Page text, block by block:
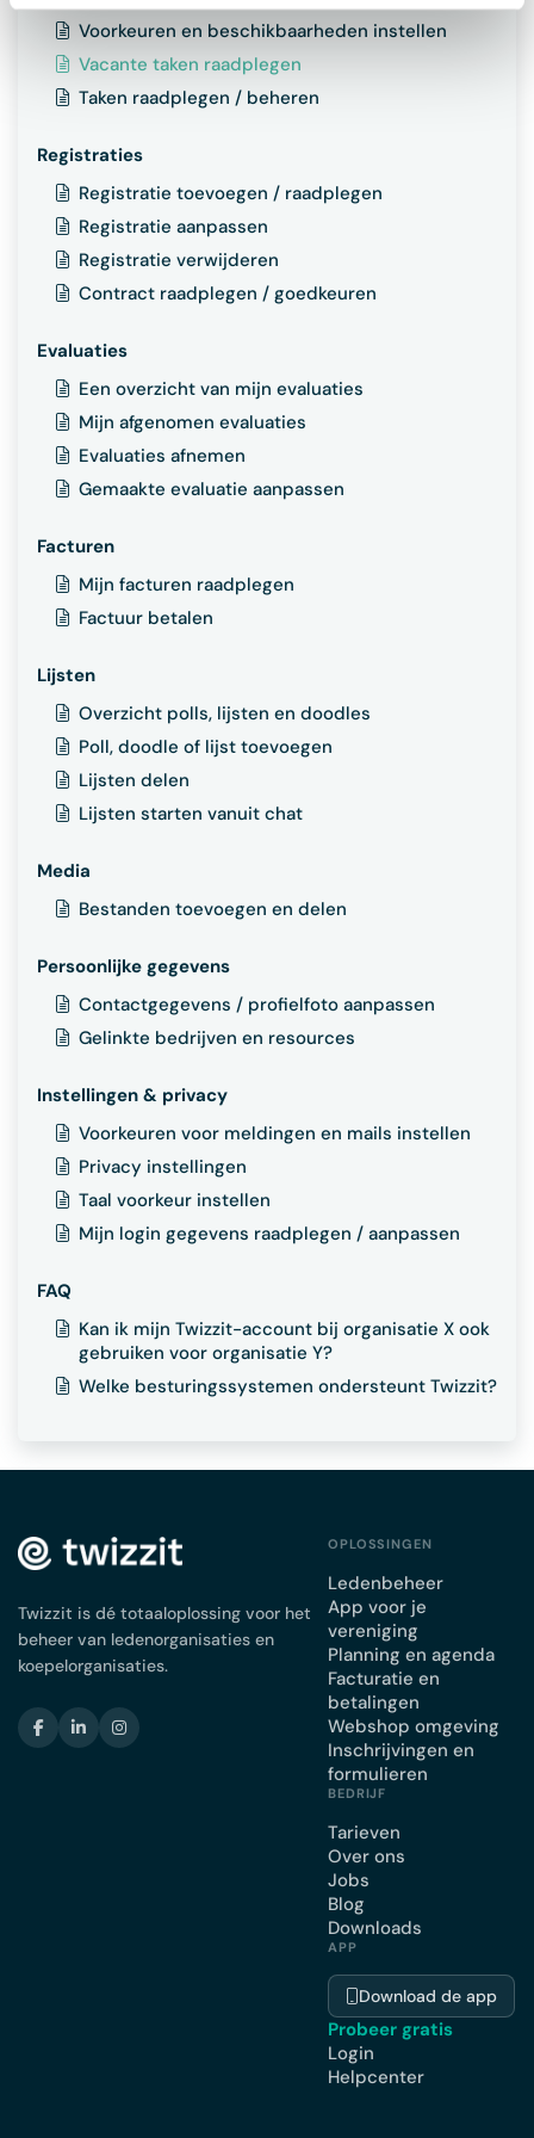
Voorkeuren en beschikbaarheden instellen
Vacante taken raadplegen
Taken raadplegen / beheren
Registraties
Registratie toevoegen / raadplegen
Registratie aanpassen
Registratie verwijderen
Contract raadplegen / goedkeuren
Evaluaties
Een overzicht van mijn evaluaties
Mijn afgenomen evaluaties
Evaluaties afnemen
Gemaakte evaluatie aanpassen
Facturen
Mijn facturen raadplegen
Factuur betalen
Lijsten
Overzicht polls, lijsten en doodles
Poll, doodle of lijst toevoegen
Lijsten delen
Lijsten starten vanuit chat
Media
Bestanden toevoegen en delen
Persoonlijke gegevens
Contactgegevens / profielfoto aanpassen
Gelinkte bedrijven en resources
Instellingen & privacy
Voorkeuren voor meldingen en mails instellen
Privacy instellingen
Taal voorkeur instellen
Mijn login gegevens raadplegen / aanpassen
FAQ
Kan ik mijn Twizzit-account bij organisatie X ook
gebruiken voor organisatie Y?
Welke besturingssystemen ondersteunt Twizzit?
Twizzit is dé totaaloplossing voor het
beheer van ledenorganisaties en
koepelorganisaties.
OPLOSSINGEN
Ledenbeheer
App voor je
vereniging
Planning en agenda
Facturatie en
betalingen
Webshop omgeving
Inschrijvingen en
formulieren
BEDRIJF
Tarieven
Over ons
Jobs
Blog
Downloads
APP
Download de app
Probeer gratis
Login
Helpcenter